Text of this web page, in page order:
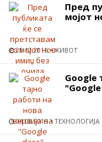
Пред
мојот
28.12.2015 ЖИВОТ
Google
04.08.2015 ТЕХНОЛОГИЈА